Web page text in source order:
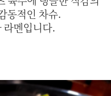
동적인 차슈.
라멘입니다.